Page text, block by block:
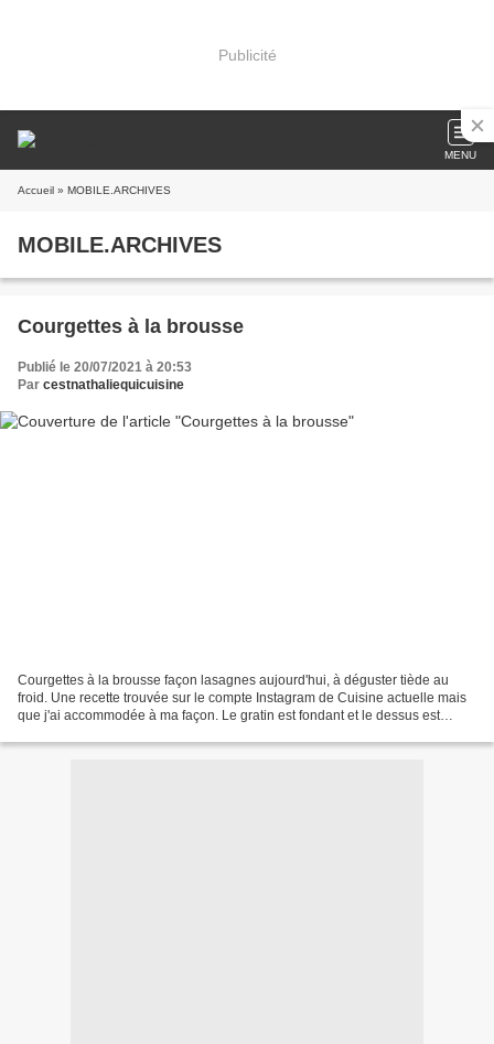
Publicité
MENU
Accueil » MOBILE.ARCHIVES
MOBILE.ARCHIVES
Courgettes à la brousse
Publié le 20/07/2021 à 20:53
Par cestnathaliequicuisine
Courgettes à la brousse façon lasagnes aujourd'hui, à déguster tiède au
froid. Une recette trouvée sur le compte Instagram de Cuisine actuelle mais
que j'ai accommodée à ma façon. Le gratin est fondant et le dessus est